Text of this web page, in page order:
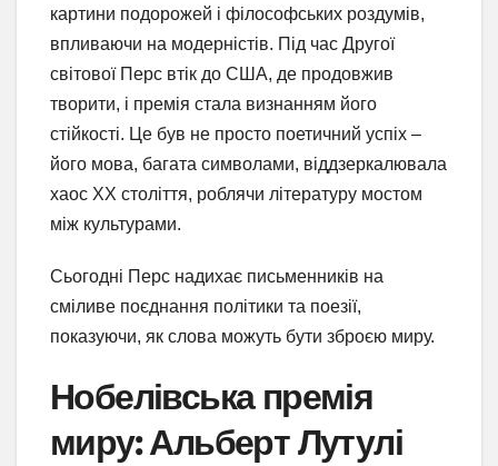
картини подорожей і філософських роздумів,
впливаючи на модерністів. Під час Другої
світової Перс втік до США, де продовжив
творити, і премія стала визнанням його
стійкості. Це був не просто поетичний успіх –
його мова, багата символами, віддзеркалювала
хаос XX століття, роблячи літературу мостом
між культурами.
Сьогодні Перс надихає письменників на
сміливе поєднання політики та поезії,
показуючи, як слова можуть бути зброєю миру.
Нобелівська премія
миру: Альберт Лутулі